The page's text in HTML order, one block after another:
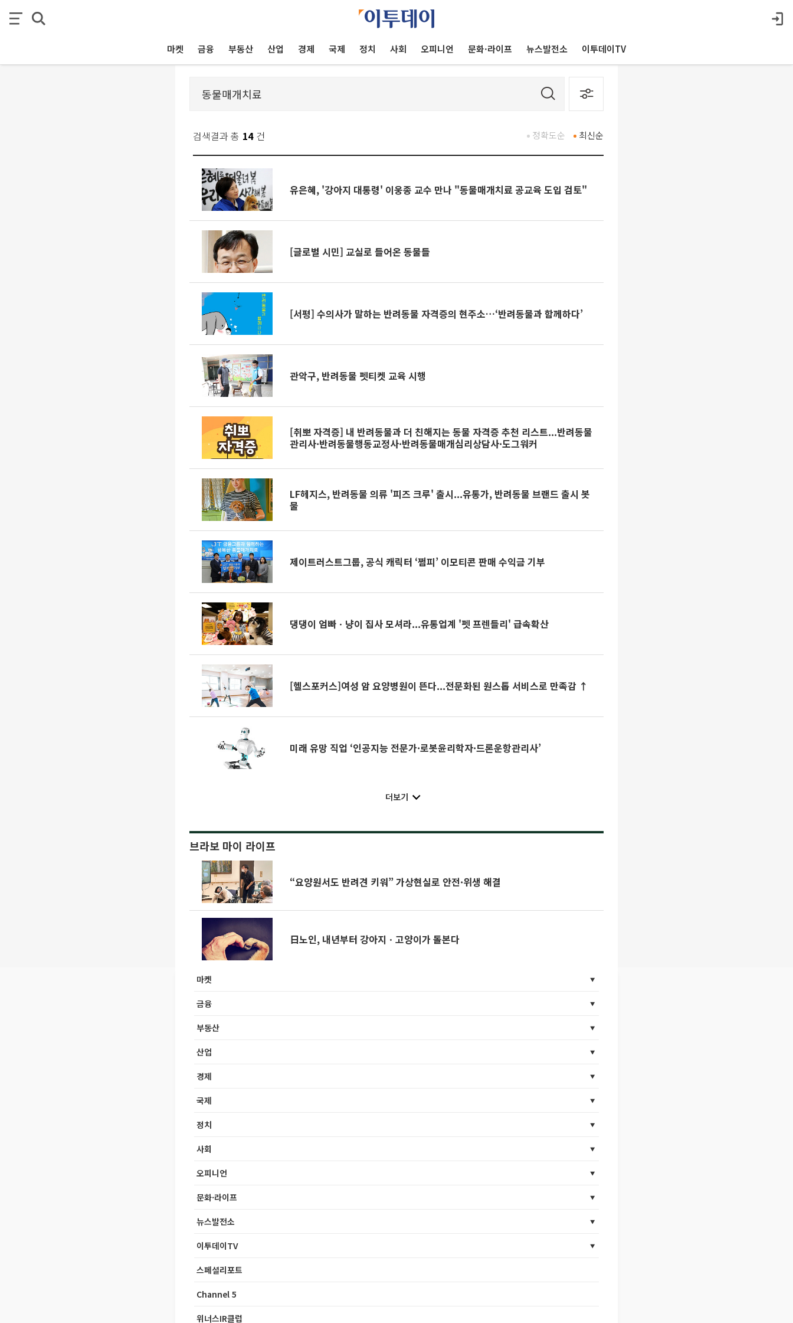
마켓 금융 부동산 산업 경제 국제 정치 사회 오피니언 문화·라이프 뉴스발전소 이투데이TV
검색결과 총 14 건 최신순
정확도순
유은혜, '강아지 대통령' 이웅종 교수 만나 "동물매개치료 공교육 도입 검토"
[글로벌 시민] 교실로 들어온 동물들
[서평] 수의사가 말하는 반려동물 자격증의 현주소…‘반려동물과 함께하다’
관악구, 반려동물 펫티켓 교육 시행
[취뽀 자격증] 내 반려동물과 더 친해지는 동물 자격증 추천 리스트...반려동물
관리사·반려동물행동교정사·반려동물매개심리상담사·도그워커
LF헤지스, 반려동물 의류 '피즈 크루' 출시...유통가, 반려동물 브랜드 출시 봇
물
제이트러스트그룹, 공식 캐릭터 ‘쩜피’ 이모티콘 판매 수익금 기부
댕댕이 엄빠ㆍ냥이 집사 모셔라...유통업계 '펫 프렌들리' 급속확산
[헬스포커스]여성 암 요양병원이 뜬다...전문화된 원스톱 서비스로 만족감 ↑
미래 유망 직업 ‘인공지능 전문가·로봇윤리학자·드론운항관리사’
더보기
브라보 마이 라이프
“요양원서도 반려견 키워” 가상현실로 안전·위생 해결
日노인, 내년부터 강아지ㆍ고양이가 돌본다
마켓
금융
부동산
산업
경제
국제
정치
사회
오피니언
문화·라이프
뉴스발전소
이투데이TV
스페셜리포트
Channel 5
위너스IR클럽